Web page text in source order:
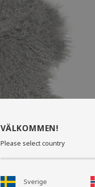
VÄLKOMMEN!
Please select country
Sverige